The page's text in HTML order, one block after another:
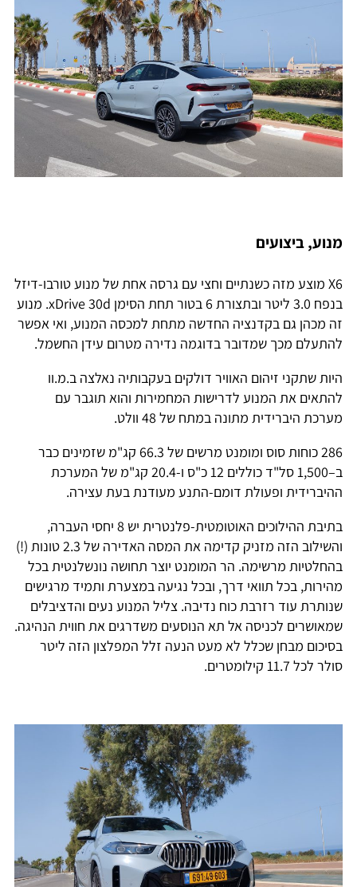
מנוע, ביצועים
X6 מוצע מזה כשנתיים וחצי עם גרסה אחת של מנוע טורבו-דיזל
בנפח 3.0 ליטר ובתצורת 6 בטור תחת הסימן xDrive 30d. מנוע
זה מכהן גם בקדנציה החדשה מתחת למכסה המנוע, ואי אפשר
להתעלם מכך שמדובר בדוגמה נדירה מטרום עידן החשמל.
היות שתקני זיהום האוויר דולקים בעקבותיה נאלצה ב.מ.וו
להתאים את המנוע לדרישות המחמירות והוא תוגבר עם
מערכת היברידית מתונה במתח של 48 וולט.
286 כוחות סוס ומומנט מרשים של 66.3 קג"מ שזמינים כבר
ב–1,500 סל"ד כוללים 12 כ"ס ו-20.4 קג"מ של המערכת
ההיברידית ופעולת דומם-התנע מעודנת בעת עצירה.
בתיבת ההילוכים האוטומטית-פלנטרית יש 8 יחסי העברה,
והשילוב הזה מזניק קדימה את המסה האדירה של 2.3 טונות (!)
בהחלטיות מרשימה. הר המומנט יוצר תחושה נונשלנטית בכל
מהירות, בכל תוואי דרך, ובכל נגיעה במצערת ותמיד מרגישים
שנותרת עוד רזרבת כוח נדיבה. צליל המנוע נעים והדציבלים
שמאושרים לכניסה אל תא הנוסעים משדרגים את חווית הנהיגה.
בסיכום מבחן שכלל לא מעט הנעה זלל המפלצון הזה ליטר
סולר לכל 11.7 קילומטרים.